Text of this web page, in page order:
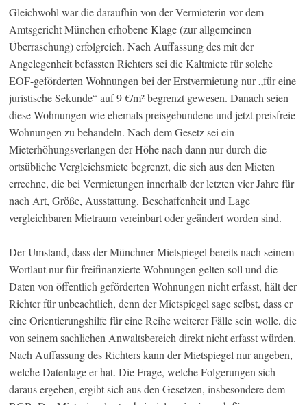
Gleichwohl war die daraufhin von der Vermieterin vor dem
Amtsgericht München erhobene Klage (zur allgemeinen
Überraschung) erfolgreich. Nach Auffassung des mit der
Angelegenheit befassten Richters sei die Kaltmiete für solche
EOF-geförderten Wohnungen bei der Erstvermietung nur „für eine
juristische Sekunde“ auf 9 €/m² begrenzt gewesen. Danach seien
diese Wohnungen wie ehemals preisgebundene und jetzt preisfreie
Wohnungen zu behandeln. Nach dem Gesetz sei ein
Mieterhöhungsverlangen der Höhe nach dann nur durch die
ortsübliche Vergleichsmiete begrenzt, die sich aus den Mieten
errechne, die bei Vermietungen innerhalb der letzten vier Jahre für
nach Art, Größe, Ausstattung, Beschaffenheit und Lage
vergleichbaren Mietraum vereinbart oder geändert worden sind.
Der Umstand, dass der Münchner Mietspiegel bereits nach seinem
Wortlaut nur für freifinanzierte Wohnungen gelten soll und die
Daten von öffentlich geförderten Wohnungen nicht erfasst, hält der
Richter für unbeachtlich, denn der Mietspiegel sage selbst, dass er
eine Orientierungshilfe für eine Reihe weiterer Fälle sein wolle, die
von seinem sachlichen Anwaltsbereich direkt nicht erfasst würden.
Nach Auffassung des Richters kann der Mietspiegel nur angeben,
welche Datenlage er hat. Die Frage, welche Folgerungen sich
daraus ergeben, ergibt sich aus den Gesetzen, insbesondere dem